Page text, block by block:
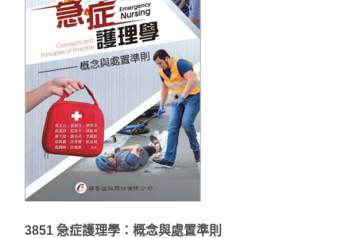
3851 急症護理學：概念與處置準則